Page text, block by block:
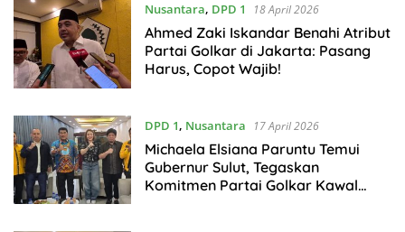
Nusantara, DPD 1 18 April 2026
Ahmed Zaki Iskandar Benahi Atribut
Partai Golkar di Jakarta: Pasang
Harus, Copot Wajib!
DPD 1, Nusantara 17 April 2026
Michaela Elsiana Paruntu Temui
Gubernur Sulut, Tegaskan
Komitmen Partai Golkar Kawal